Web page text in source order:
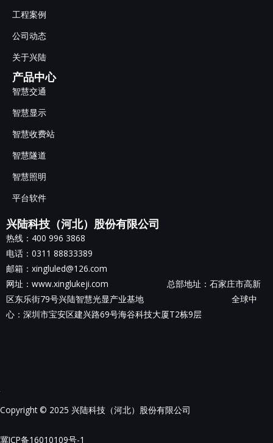
工程案例
公司动态
关于兴陆
产品中心
智慧交通
智慧显示
智慧收费站
智慧隧道
智慧照明
平台软件
兴陆科技（河北）股份有限公司
热线：400 996 3868
电话：0311 88833389
邮箱：xingluled@126.com
网址：www.xinglukeji.com 总部地址： 石家庄市高新
区东乐街79号兴陆智慧光显产业基地 全球中
心：深圳市宝安区建兴路69号海谷科技大厦T2栋9层
Copyright © 2025 兴陆科技（河北）股份有限公司
冀ICP备16010109号-1